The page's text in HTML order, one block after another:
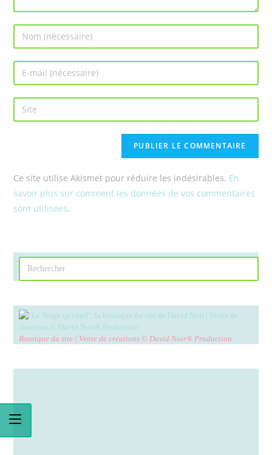
Ce site utilise Akismet pour réduire les indésirables. En
savoir plus sur comment les données de vos commentaires
sont utilisées.
Boutique du site | Vente de créations © David Noir® Production